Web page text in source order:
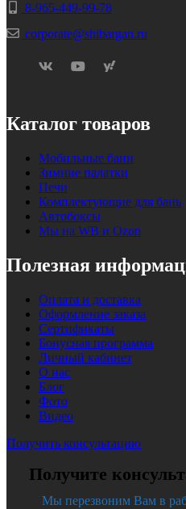
8-965-449-99-78
corporate@shibargan.ru
Каталог товаров
Мобильные бани
Зимние палатки
Печи
Комплектующие для бань
Автобоксы
Мы на WB и Ozon
Полезная
Оплата и доставка
Оформление заказа
Сертификаты
Бонусная программа
Личный кабинет
О нас
Блог
Фото
Видео
Получить консультацию
Получите
Мы перезвоним Вам в